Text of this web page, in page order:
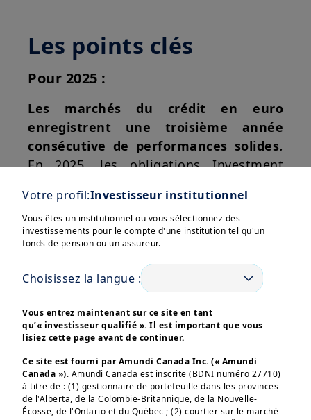
Les points clés
Pour 2025 :
Les marchés du crédit en euro
enregistrent une troisième année
consécutive de performances solides.
En 2025, les obligations Investment
High Yield (HY) ont surperformé les
emprunts d’État, avec un rendement
excédentaire par rapport à la dette
pour l’Euro IG.
L’activité primaire sur la dette
d’entreprise a été record en 2025, tant
sur le segmentInvestment Grade
sur leHigh Yield.En parallèle, la
demande est restée soutenue, les
investisseurs cherchant à profiter de
Afficher plus
Votre profil:Investisseur institutionnel
Vous êtes un institutionnel ou vous sélectionnez des
investissements pour le compte d'une institution tel qu'un
fonds de pension ou un assureur.
Choisissez la langue :
Vous entrez maintenant sur ce site en tant
qu’« investisseur qualifié ». Il est important que vous
lisiez cette page avant de continuer.
Ce site est fourni par Amundi Canada Inc. (« Amundi
Canada »). Amundi Canada est inscrite (BDNI numéro 27710)
à titre de : (1) gestionnaire de portefeuille dans les provinces
de l'Alberta, de la Colombie-Britannique, de la Nouvelle-
Écosse, de l'Ontario et du Québec ; (2) courtier sur le marché
Ces informations sont destinées exclusivement aux
investisseurs “Professionnels” au sens de la Directive
2004/39/CE du 21 avril 2004 « MIF »  et des articles 314-4
et suivants du Règlement Général de l’AMF. Elles ne